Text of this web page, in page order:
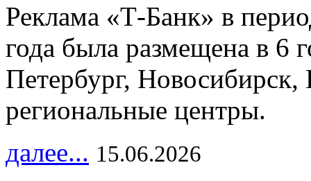
Реклама «Т-Банк» в
года была размещена в 6
Петербург,
региональные центры.
далее... 15.06.2026